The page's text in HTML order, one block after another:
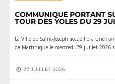
COMMUNIQUÉ PORTANT
TOUR DES YOLES DU 29
La Ville de Saint‑Joseph accueillera une
de Martinique le mercredi 29 juillet 2026
27 JUILLET 2026